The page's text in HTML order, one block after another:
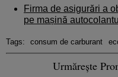
Firma de asigurări a
pe mașină
Tags: consum de carburant
Urmărește